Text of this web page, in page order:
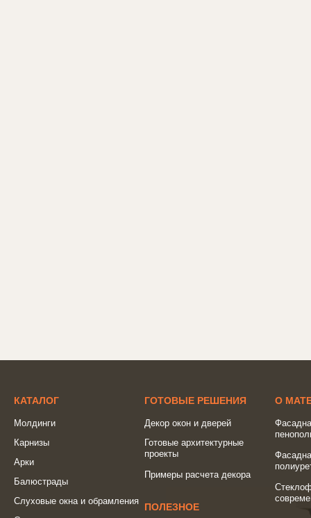
КАТАЛОГ
Молдинги
Карнизы
Арки
Балюстрады
Слуховые окна и обрамления
ГОТОВЫЕ РЕШЕНИЯ
Декор окон и дверей
Готовые архитектурные
проекты
Примеры расчета декора
ПОЛЕЗНОЕ
О